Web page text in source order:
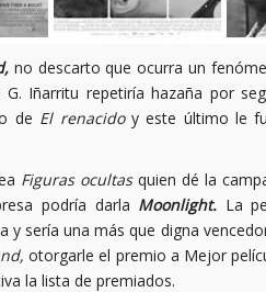
no descarto que ocurra un
Iñarritu repetiría hazaña por
de El renacidoy este último le
Figuras ocultasquien dé la
podría darla Moonlight. La
y sería una más que digna
otorgarle el premio a Mejor
la lista de premiados.